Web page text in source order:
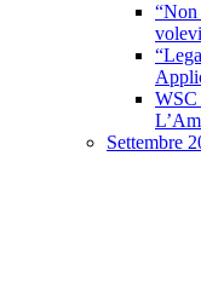
“Non
WSC
Settembre